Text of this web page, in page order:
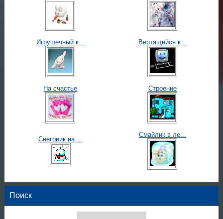
Игрушечный к... Вертящийся к...
На счастье Строение
Снеговик на ...
Смайлик в ле...
Поиск